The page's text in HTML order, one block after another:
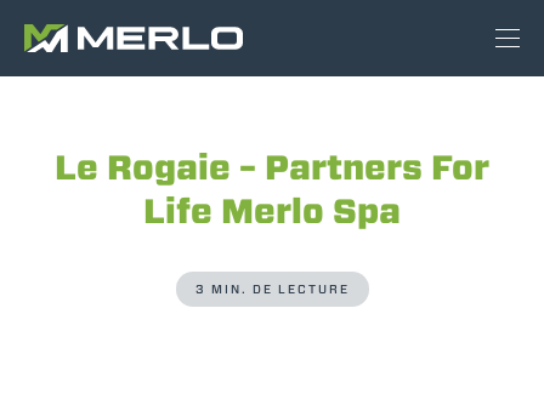
Le Rogaie – Partners For
Life Merlo Spa
3 MIN. DE LECTURE